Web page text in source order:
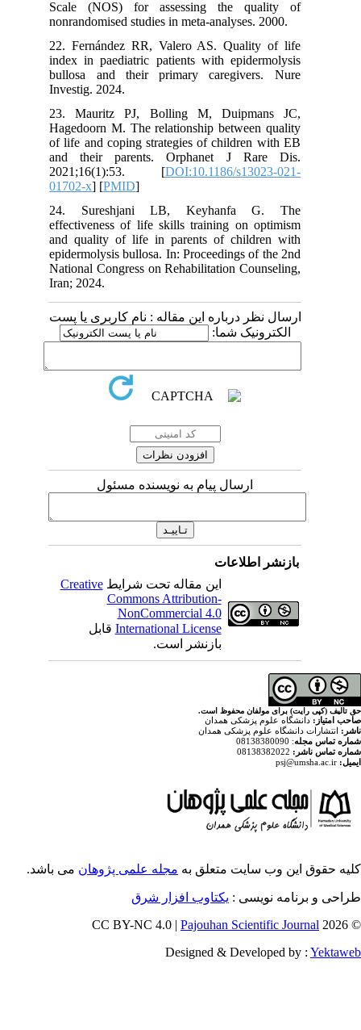
Scale (NOS) for assessing the
nonrandomised studies in meta-
22. Fernández RR, Valero AS.
index in paediatric patients with
bullosa and their primary
23. Mauritz PJ, Bolling M,
Hagedoorn M. The relationship
of life and coping strategies of
and their parents. Orphanet J
2021;16(1):53. [DOI:10.1186/
24. Sureshjani LB, Keyhanfa
effectiveness of life skills training on
and quality of life in parents of
epidermolysis bullosa. In: Proceedings
National Congress on Rehabilitation
درباره این مقاله : نام کاربری یا پست
ارسال پیام به نویسنده مسئول
این مقاله تحت شرایطCreative
Commons Attribution-
NonCommercial 4.0
International Licenseقابل
محفوظ است.
همدان
پزشکی همدان
متعلق به مجله علمی پژوهان می باشد.
:یکتاوب افزار شرق
Pajouhan
Designed &